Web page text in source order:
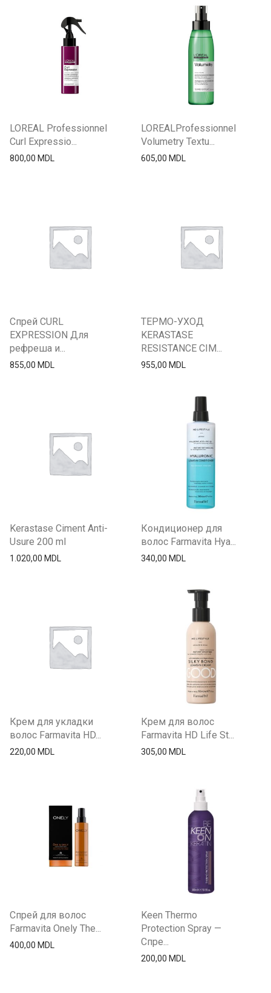
LOREAL Professionnel
Curl Expressio...
800,00 MDL
LOREALProfessionnel
Volumetry Textu...
605,00 MDL
Спрей CURL
EXPRESSION Для
рефреша и...
855,00 MDL
ТЕРМО-УХОД
KERASTASE
RESISTANCE CIM...
955,00 MDL
Kerastase Ciment Anti-
Usure 200 ml
1.020,00 MDL
Кондиционер для
волос Farmavita Hya...
340,00 MDL
Крем для укладки
волос Farmavita HD...
220,00 MDL
Крем для волос
Farmavita HD Life St...
305,00 MDL
Спрей для волос
Farmavita Onely The...
400,00 MDL
Keen Thermo
Protection Spray —
Спре...
200,00 MDL